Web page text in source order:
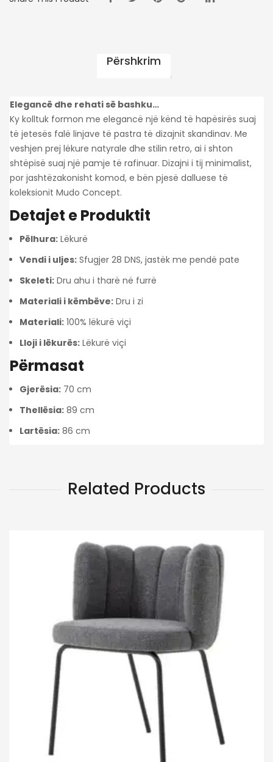
Përshkrim
Elegancë dhe rehati së bashku…
Ky kolltuk formon me elegancë një kënd të hapësirës suaj
të jetesës falë linjave të pastra të dizajnit skandinav. Me
veshjen prej lëkure natyrale dhe stilin retro, ai i shton
shtëpisë suaj një pamje të rafinuar. Dizajni i tij minimalist,
por jashtëzakonisht komod, e bën pjesë dalluese të
koleksionit Mudo Concept.
Detajet e Produktit
Pëlhura: Lëkurë
Vendi i uljes: Sfugjer 28 DNS, jastëk me pendë pate
Skeleti: Dru ahu i tharë në furrë
Materiali i këmbëve: Dru i zi
Materiali: 100% lëkurë viçi
Lloji i lëkurës: Lëkurë viçi
Përmasat
Gjerësia: 70 cm
Thellësia: 89 cm
Lartësia: 86 cm
Related Products